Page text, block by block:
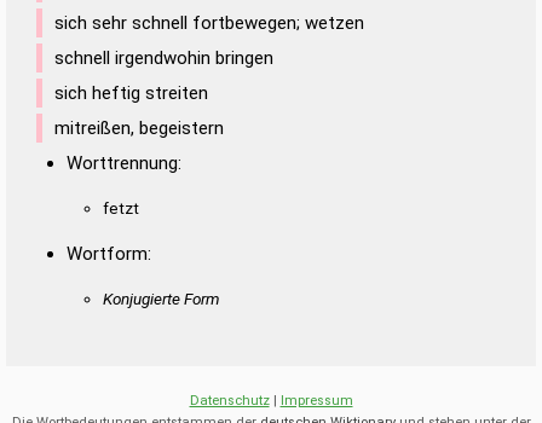
sich sehr schnell fortbewegen; wetzen
schnell irgendwohin bringen
sich heftig streiten
mitreißen, begeistern
Worttrennung:
fetzt
Wortform:
Konjugierte Form
Datenschutz| Impressum